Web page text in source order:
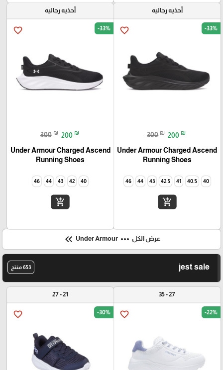
أحذيه رجاليه
favorite_border -33%
300 ₪ 200 ₪
Under Armour Charged Ascend
Running Shoes
40
40.5
41
42.5
43
44
46
add_shopping_cart
أحذيه رجاليه
favorite_border -33%
300 ₪ 200 ₪
Under Armour Charged Ascend
Running Shoes
40
42
43
44
46
add_shopping_cart
عرض الكل more_horiz
keyboard_double_arrow_left
jest sale 653 منتج
27 - 35
favorite_border -22%
21 - 27
favorite_border -30%